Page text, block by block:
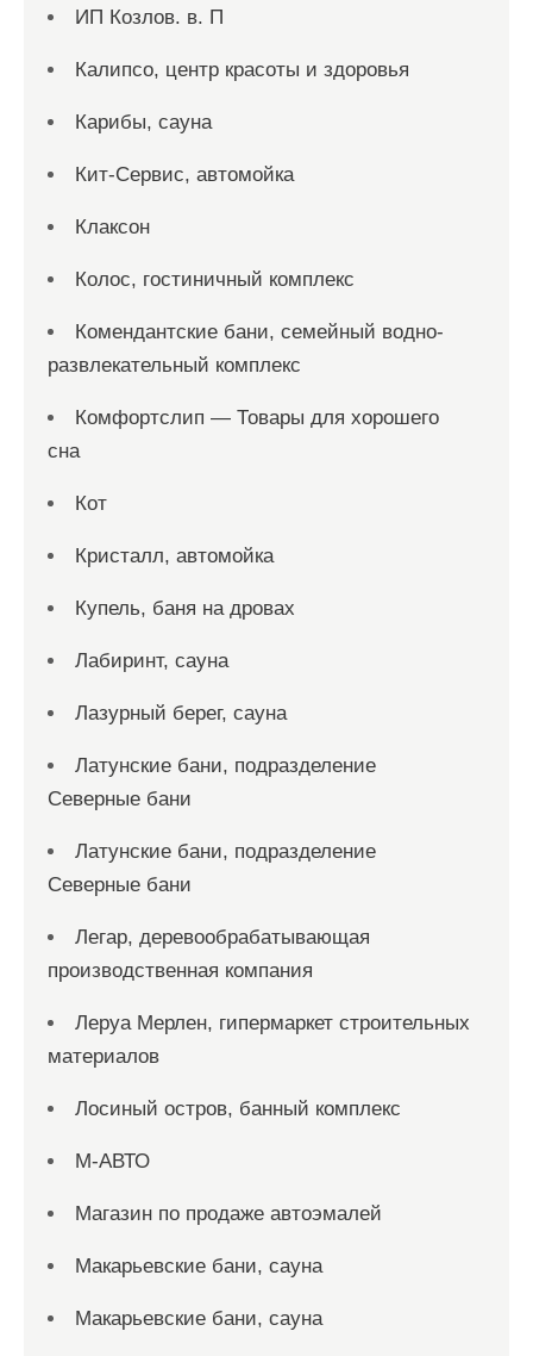
ИП Козлов. в. П
Калипсо, центр красоты и здоровья
Карибы, сауна
Кит-Сервис, автомойка
Клаксон
Колос, гостиничный комплекс
Комендантские бани, семейный водно-
развлекательный комплекс
Комфортслип — Товары для хорошего
сна
Кот
Кристалл, автомойка
Купель, баня на дровах
Лабиринт, сауна
Лазурный берег, сауна
Латунские бани, подразделение
Северные бани
Латунские бани, подразделение
Северные бани
Легар, деревообрабатывающая
производственная компания
Леруа Мерлен, гипермаркет строительных
материалов
Лосиный остров, банный комплекс
М-АВТО
Магазин по продаже автоэмалей
Макарьевские бани, сауна
Макарьевские бани, сауна